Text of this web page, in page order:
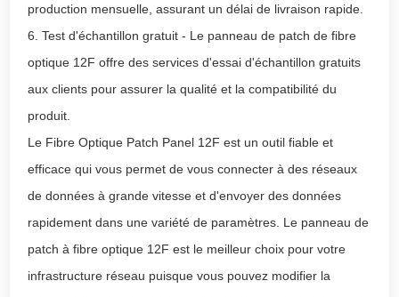
production mensuelle, assurant un délai de livraison rapide.
6. Test d'échantillon gratuit - Le panneau de patch de fibre
optique 12F offre des services d'essai d'échantillon gratuits
aux clients pour assurer la qualité et la compatibilité du
produit.
Le Fibre Optique Patch Panel 12F est un outil fiable et
efficace qui vous permet de vous connecter à des réseaux
de données à grande vitesse et d'envoyer des données
rapidement dans une variété de paramètres. Le panneau de
patch à fibre optique 12F est le meilleur choix pour votre
infrastructure réseau puisque vous pouvez modifier la